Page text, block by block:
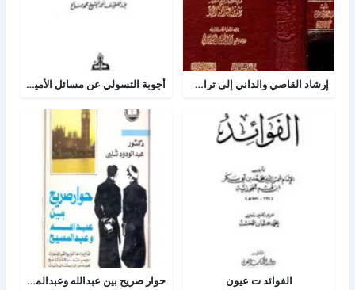
إرشاد القاصي والداني إلى تراجم شيوخ الطبراني أجوبة التسولي عن مسائل الأمير عبد القادر في الجهاد
الفوائد ت عيون حوار صريح بين عبدالله وعبدالمسيح